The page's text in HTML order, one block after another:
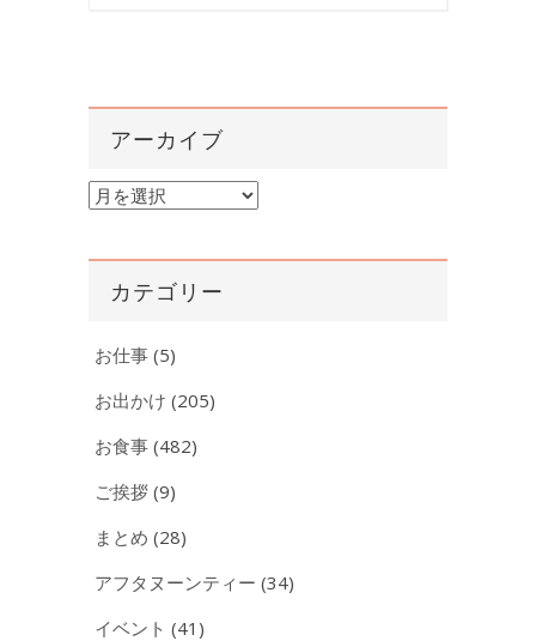
アーカイブ
ア
カ
カテゴリー
お仕事 (5)
お出かけ (205)
お食事 (482)
ご挨拶 (9)
まとめ (28)
アフタヌーンティー (34)
イベント (41)